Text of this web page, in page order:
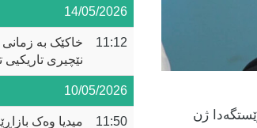
ژن
14/05/2026
11:12
خاکێک بە زمانی
نێچیری تاریکیی
10/05/2026
11:50 میدیا وەک